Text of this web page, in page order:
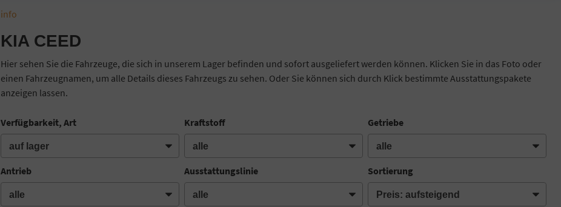
info
KIA CEED
Hier sehen Sie die Fahrzeuge, die sich in unserem Lager befinden und sofort ausgeliefert werden können. Klicken Sie in das Foto oder
einen Fahrzeugnamen, um alle Details dieses Fahrzeugs zu sehen. Oder Sie können sich durch Klick bestimmte Ausstattungspakete
anzeigen lassen.
Verfügbarkeit, Art Kraftstoff Getriebe
Antrieb Ausstattungslinie Sortierung